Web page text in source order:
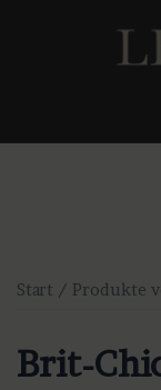
Start / Produkte
Brit-